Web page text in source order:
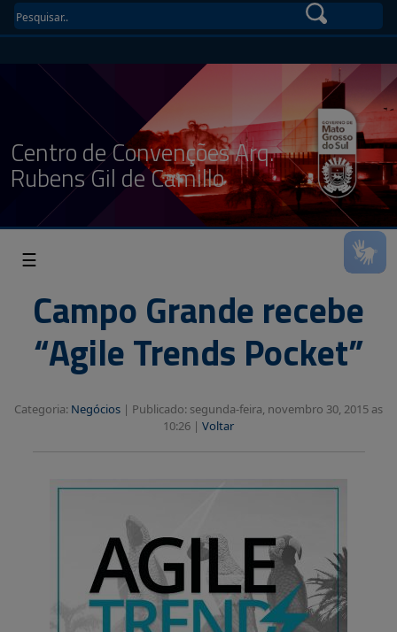
Centro de Convenções Arq.
Rubens Gil de Camillo
☰
Campo Grande recebe
“Agile Trends Pocket”
Categoria: Negócios | Publicado: segunda-feira, novembro 30, 2015 as
10:26 | Voltar